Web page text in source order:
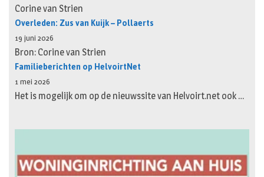
Corine van Strien
Overleden: Zus van Kuijk – Pollaerts
19 juni 2026
Bron: Corine van Strien
Familieberichten op HelvoirtNet
1 mei 2026
Het is mogelijk om op de nieuwssite van Helvoirt.net ook …